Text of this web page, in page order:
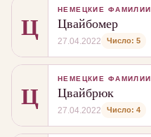
Ц НЕМЕЦКИЕ ФАМИЛИИ
Цвайбомер
27.04.2022 Число: 5
Ц НЕМЕЦКИЕ ФАМИЛИИ
Цвайбрюк
27.04.2022 Число: 4